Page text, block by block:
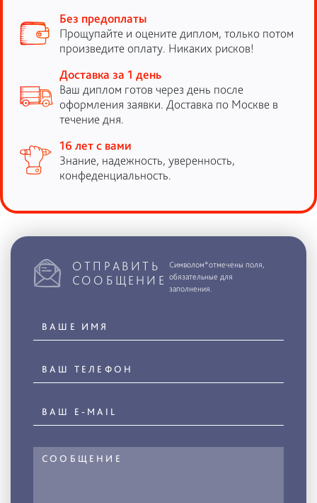
Без предоплаты
Прощупайте и оцените диплом, только потом
произведите оплату. Никаких рисков!
Доставка за 1 день
Ваш диплом готов через день после
оформления заявки. Доставка по Москве в
течение дня.
16 лет с вами
Знание, надежность, уверенность,
конфеденциальность.
ОТПРАВИТЬ
СООБЩЕНИЕ
Символом*отмечены поля,
обязательные для
заполнения.